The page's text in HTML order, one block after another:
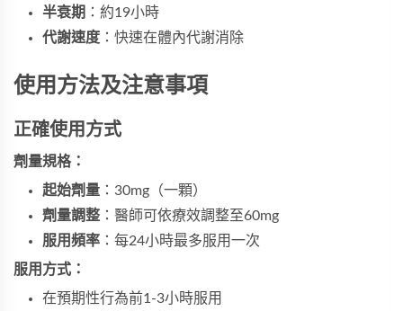
半衰期 ：約19小時
代謝速度 ：快速在體內代謝消除
使用方法及注意事項
正確使用方式
劑量規格：
起始劑量 ：30mg（一顆）
劑量調整 ：醫師可依療效調整至60mg
服用頻率 ：每24小時最多服用一次
服用方式：
在預期性行為前1-3小時服用